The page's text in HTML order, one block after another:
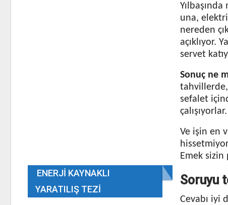
una,
nereden
açıklıyor.
servet
Sonuç ne
tahvillerde,
sefalet
çalışıyorlar.
Ve işin en
Emek sizin
Soruyu
Cevabı iyi
ENERJI KAYNAKLI
YARATILIŞ TEZI